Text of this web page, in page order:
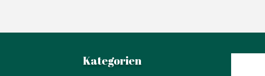
Kategorien